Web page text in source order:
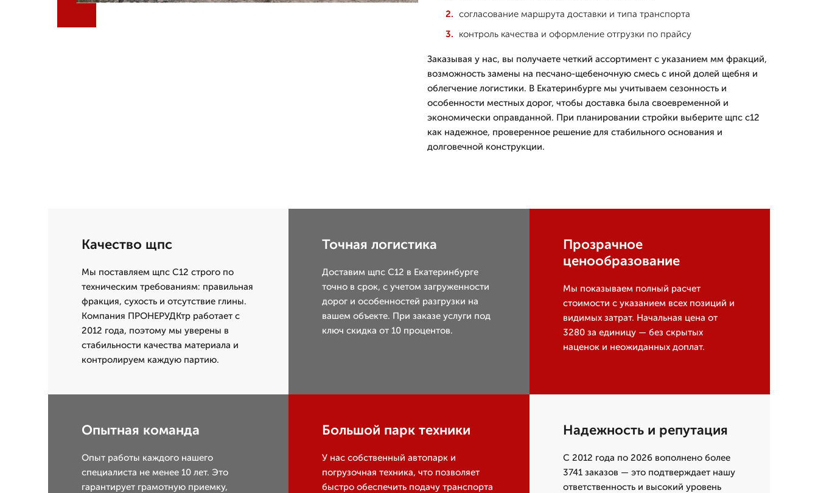
согласование маршрута доставки и типа транспорта
контроль качества и оформление отгрузки по прайсу
Заказывая у нас, вы получаете четкий ассортимент с указанием мм фракций,
возможность замены на песчано-щебеночную смесь с иной долей щебня и
облегчение логистики. В Екатеринбурге мы учитываем сезонность и
особенности местных дорог, чтобы доставка была своевременной и
экономически оправданной. При планировании стройки выберите щпс с12
как надежное, проверенное решение для стабильного основания и
долговечной конструкции.
Качество щпс
Мы поставляем щпс С12 строго по
техническим требованиям: правильная
фракция, сухость и отсутствие глины.
Компания ПРОНЕРУДКтр работает с
2012 года, поэтому мы уверены в
стабильности качества материала и
контролируем каждую партию.
Точная логистика
Доставим щпс С12 в Екатеринбурге
точно в срок, с учетом загруженности
дорог и особенностей разгрузки на
вашем объекте. При заказе услуги под
ключ скидка от 10 процентов.
Прозрачное
ценообразование
Мы показываем полный расчет
стоимости с указанием всех позиций и
видимых затрат. Начальная цена от
3280 за единицу — без скрытых
наценок и неожиданных доплат.
Опытная команда
Опыт работы каждого нашего
специалиста не менее 10 лет. Это
гарантирует грамотную приемку,
Большой парк техники
У нас собственный автопарк и
погрузочная техника, что позволяет
быстро обеспечить подачу транспорта
Надежность и репутация
С 2012 года по 2026 вополнено более
3741 заказов — это подтверждает нашу
ответственность и высокий уровень